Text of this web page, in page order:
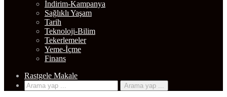
İndirim-Kampanya
Sağlıklı Yaşam
Tarih
Teknoloji-Bilim
Tekerlemeler
Yeme-İçme
Finans
Rastgele Makale
Arama yap ...